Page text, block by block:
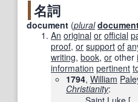
名詞
document (plural
An original or official
proof, or support of
writing, book, or other
information pertinent
1794, William
Christianity: